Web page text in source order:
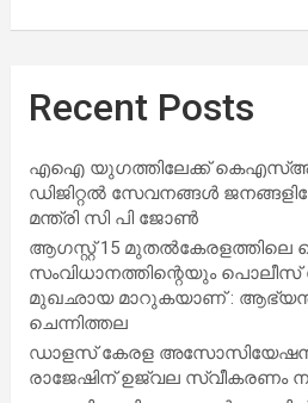
Recent Posts
എഐ യുഗത്തിലേക്ക്
ഡിജിറ്റൽ സേവനങ്ങൾ
മന്ത്രി സി പി ജോൺ
ആഗസ്റ്റ് 15 മുതല്‍കേരളത്തിലെ
സംവിധാനത്തിന്റെയും
മുഖഛായ മാറുകയാണ് :
ചെന്നിത്തല
ഡാളസ് കേരള അസോസിയേഷൻ
രാജേഷിന് ഉജ്വല സ്വീകരണം